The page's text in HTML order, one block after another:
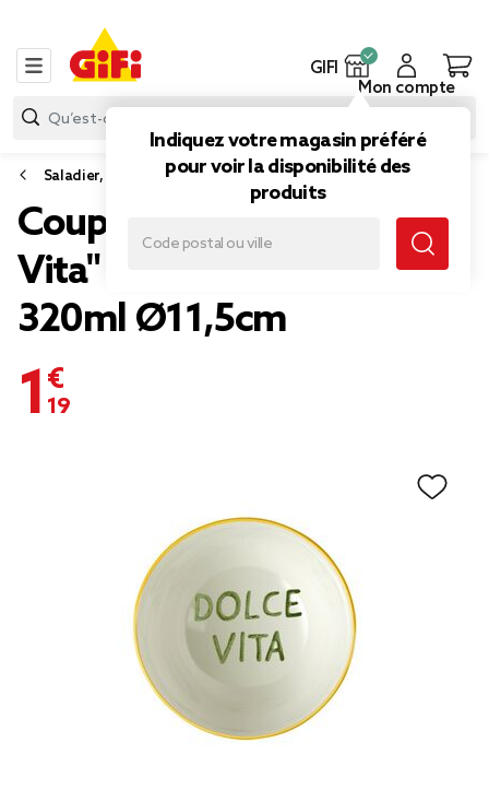
GIFI
Indiquez votre magasin préféré
pour voir la disponibilité des
produits
Mon compte
Saladier, plat et coupelle
Coupelle porcelaine "Dolce
Vita" blanche et verte
320ml Ø11,5cm
1,19 €